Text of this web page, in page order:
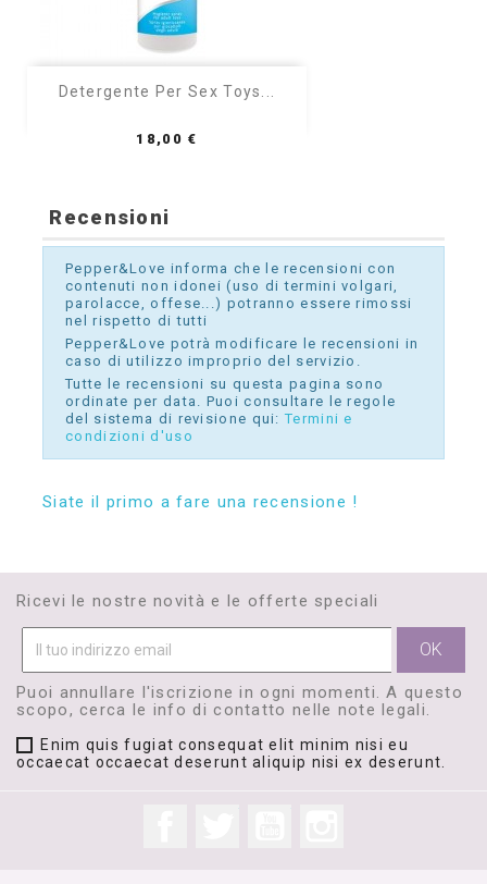
Detergente Per Sex Toys...
Prezzo
18,00 €
Recensioni
Pepper&Love informa che le recensioni con
contenuti non idonei (uso di termini volgari,
parolacce, offese...) potranno essere rimossi
nel rispetto di tutti
Pepper&Love potrà modificare le recensioni in
caso di utilizzo improprio del servizio.
Tutte le recensioni su questa pagina sono
ordinate per data. Puoi consultare le regole
del sistema di revisione qui:Termini e
condizioni d'uso
Siate il primo a fare una recensione !
Ricevi le nostre novità e le offerte speciali
Puoi annullare l'iscrizione in ogni momenti. A questo
scopo, cerca le info di contatto nelle note legali.
Enim quis fugiat consequat elit minim nisi eu
occaecat occaecat deserunt aliquip nisi ex deserunt.
FacebookTwitter